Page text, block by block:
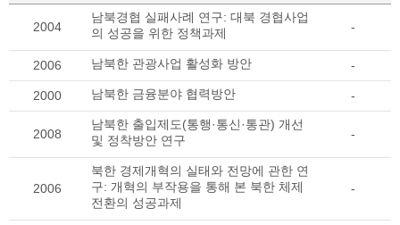
2004
남북경협 실패사례 연구: 대북 경협사업
의 성공을 위한 정책과제
-
2006 남북한 관광사업 활성화 방안 -
2000 남북한 금융분야 협력방안 -
2008
남북한 출입제도(통행·통신·통관) 개선
및 정착방안 연구
-
2006
북한 경제개혁의 실태와 전망에 관한 연
구: 개혁의 부작용을 통해 본 북한 체제
전환의 성공과제
-